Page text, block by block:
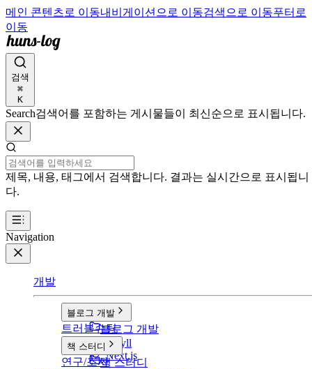
메인 콘텐츠로 이동내비게이션으로 이동검색으로 이동푸터로
이동
검색
⌘
K
Search검색어를 포함하는 게시물들이 최신순으로 표시됩니다.
제목, 내용, 태그에서 검색합니다. 결과는 실시간으로 표시됩니
다.
Navigation
개발
블로그 개발
블로그 개발
v1: Jekyll
v2: Next.js
트러블슈팅
책 스터디
책 스터디
연구/조사